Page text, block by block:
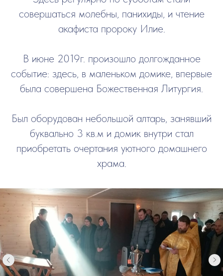
совершаться молебны, панихиды, и чтение
акафиста пророку Илие.
В июне 2019г. произошло долгожданное
событие: здесь, в маленьком домике, впервые
была совершена Божественная Литургия.
Был оборудован небольшой алтарь, занявший
буквально 3 кв.м и домик внутри стал
приобретать очертания уютного домашнего
храма.